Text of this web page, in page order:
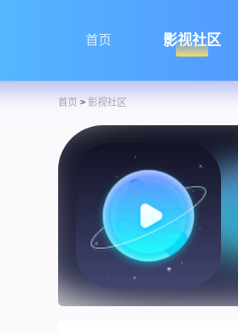
首页 影视社区
首页 > 影视社区